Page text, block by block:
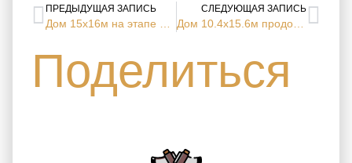
ПРЕДЫДУЩАЯ ЗАПИСЬ СЛЕДУЮЩАЯ ЗАПИСЬ
Дом 10.4х15.6м продолжаем строительно-отделочные работы (кп. Москва река, Московская область)
Поделиться